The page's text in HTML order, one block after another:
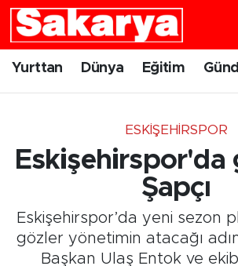
Yurttan Dünya Eğitim
ESKIŞEHIRSPOR
Eskişehirspor'da
Şapçı
Eskişehirspor’da yeni sezon
gözler yönetimin atacağı
Başkan Ulaş Entok ve
Yurttan
Eskişehirspor
Spor
Eskişehir Nöbetçi Eczaneler
Eskişehir Namaz Vakitleri
Eskişehir Trafik Yoğunluk
Süper Lig Puan Durumu ve
Tüm Manşetler